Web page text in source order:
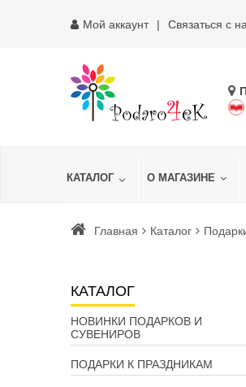
Мой аккаунт Связаться с
КАТАЛОГ О МАГАЗИНЕ
Главная Каталог
КАТАЛОГ
НОВИНКИ ПОДАРКОВ И
СУВЕНИРОВ
ПОДАРКИ К ПРАЗДНИКАМ